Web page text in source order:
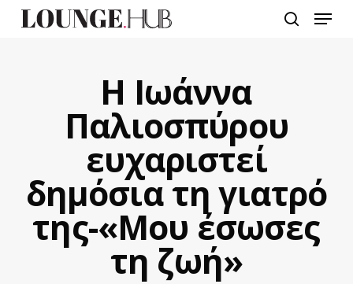
Menu
Η Ιωάννα
Παλιοσπύρου
ευχαριστεί
δημόσια τη γιατρό
της-«Μου έσωσες
τη ζωή»